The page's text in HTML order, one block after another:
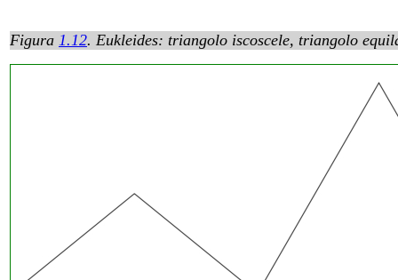
Figura 1.12. Eukleides: triangolo iscoscele, triangolo